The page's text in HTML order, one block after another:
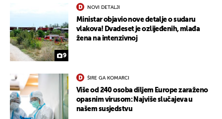
9
NOVI DETALJI
Ministar objavio nove detalje o sudaru
vlakova! Dvadeset je ozlijeđenih, mlađa
žena na intenzivnoj
ŠIRE GA KOMARCI
Više od 240 osoba diljem Europe zaraženo
opasnim virusom: Najviše slučajeva u
našem susjedstvu